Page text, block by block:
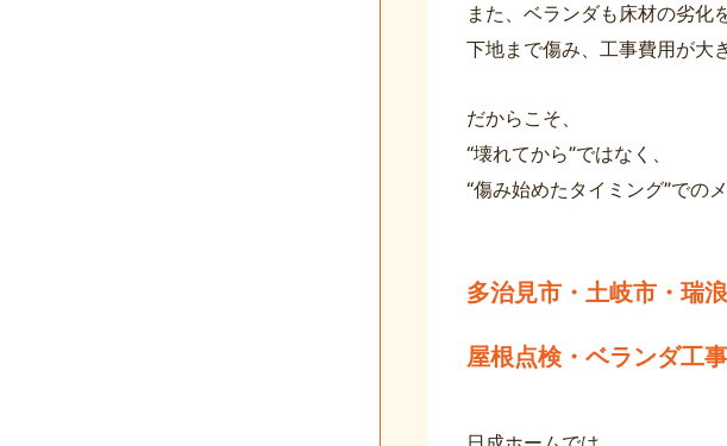
また、ベランダも床材の劣化
下地まで傷み、工事費用が大
だからこそ、
“壊れてから”ではなく、
“傷み始めたタイミング”での
多治見市・土岐市・瑞
屋根点検・ベランダ工